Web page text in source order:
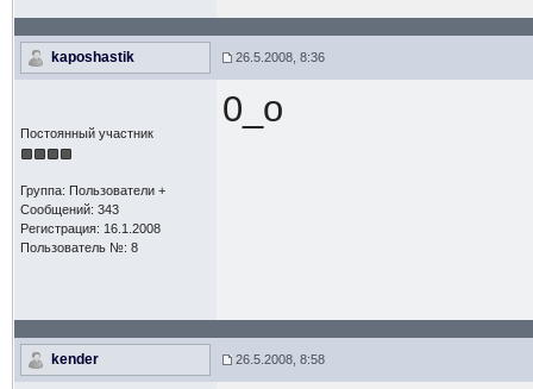
kaposhastik 26.5.2008, 8:36
Постоянный участник
Группа: Пользователи +
Сообщений: 343
Регистрация: 16.1.2008
Пользователь №: 8
0_o
kender 26.5.2008, 8:58